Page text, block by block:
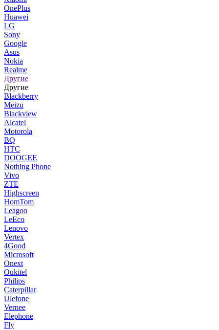
OnePlus
Huawei
LG
Sony
Google
Asus
Nokia
Realme
Другие
Другие
Blackberry
Meizu
Blackview
Alcatel
Motorola
BQ
HTC
DOOGEE
Nothing Phone
Vivo
ZTE
Highscreen
HomTom
Leagoo
LeEco
Lenovo
Vertex
4Good
Microsoft
Onext
Oukitel
Philips
Caterpillar
Ulefone
Vernee
Elephone
Fly